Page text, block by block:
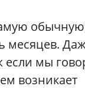
месяцев.
если мы
возникает